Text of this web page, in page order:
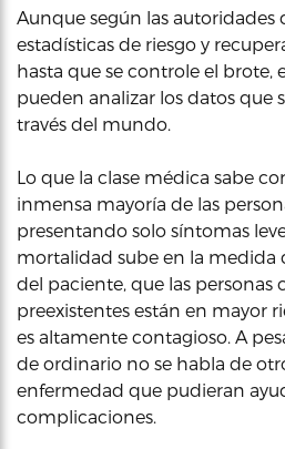
Aunque según las autoridades
estadísticas de riesgo y
hasta que se controle el brote,
pueden analizar los datos que
través del mundo.
Lo que la clase médica sabe
inmensa mayoría de las
presentando solo síntomas
mortalidad sube en la medida
del paciente, que las personas
preexistentes están en mayor
es altamente contagioso. A
de ordinario no se habla de
enfermedad que pudieran
complicaciones.